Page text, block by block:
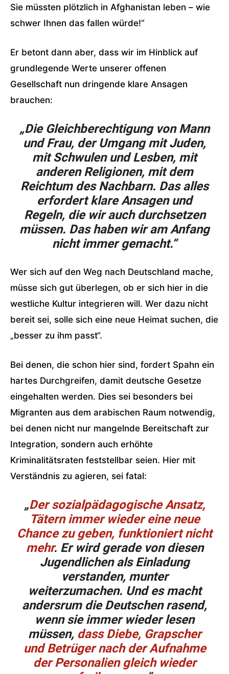
Sie müssten plötzlich in Afghanistan leben – wie
schwer Ihnen das fallen würde!“
Er betont dann aber, dass wir im Hinblick auf
grundlegende Werte unserer offenen
Gesellschaft nun dringende klare Ansagen
brauchen:
„Die Gleichberechtigung von Mann
und Frau, der Umgang mit Juden,
mit Schwulen und Lesben, mit
anderen Religionen, mit dem
Reichtum des Nachbarn. Das alles
erfordert klare Ansagen und
Regeln, die wir auch durchsetzen
müssen. Das haben wir am Anfang
nicht immer gemacht.“
Wer sich auf den Weg nach Deutschland mache,
müsse sich gut überlegen, ob er sich hier in die
westliche Kultur integrieren will. Wer dazu nicht
bereit sei, solle sich eine neue Heimat suchen, die
„besser zu ihm passt“.
Bei denen, die schon hier sind, fordert Spahn ein
hartes Durchgreifen, damit deutsche Gesetze
eingehalten werden. Dies sei besonders bei
Migranten aus dem arabischen Raum notwendig,
bei denen nicht nur mangelnde Bereitschaft zur
Integration, sondern auch erhöhte
Kriminalitätsraten feststellbar seien. Hier mit
Verständnis zu agieren, sei fatal:
„Der sozialpädagogische Ansatz,
Tätern immer wieder eine neue
Chance zu geben, funktioniert nicht
mehr. Er wird gerade von diesen
Jugendlichen als Einladung
verstanden, munter
weiterzumachen. Und es macht
andersrum die Deutschen rasend,
wenn sie immer wieder lesen
müssen, dass Diebe, Grapscher
und Betrüger nach der Aufnahme
der Personalien gleich wieder